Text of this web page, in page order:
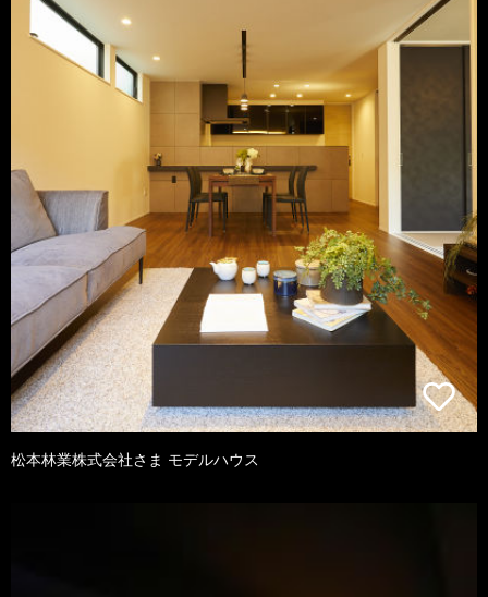
松本林業株式会社さま モデルハウス